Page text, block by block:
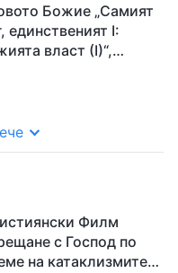
Божие „Самият
единственият I:
власт (I)“,
Филм
с Господ по
на катаклизмите“